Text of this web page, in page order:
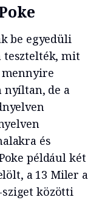
be egyedüli
tesztelték, mit
mennyire
nyíltan, de a
és
például két
a 13 Miler a
sziget közötti